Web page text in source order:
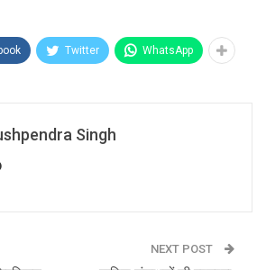
Twitter WhatsApp
Singh
NEXT POST